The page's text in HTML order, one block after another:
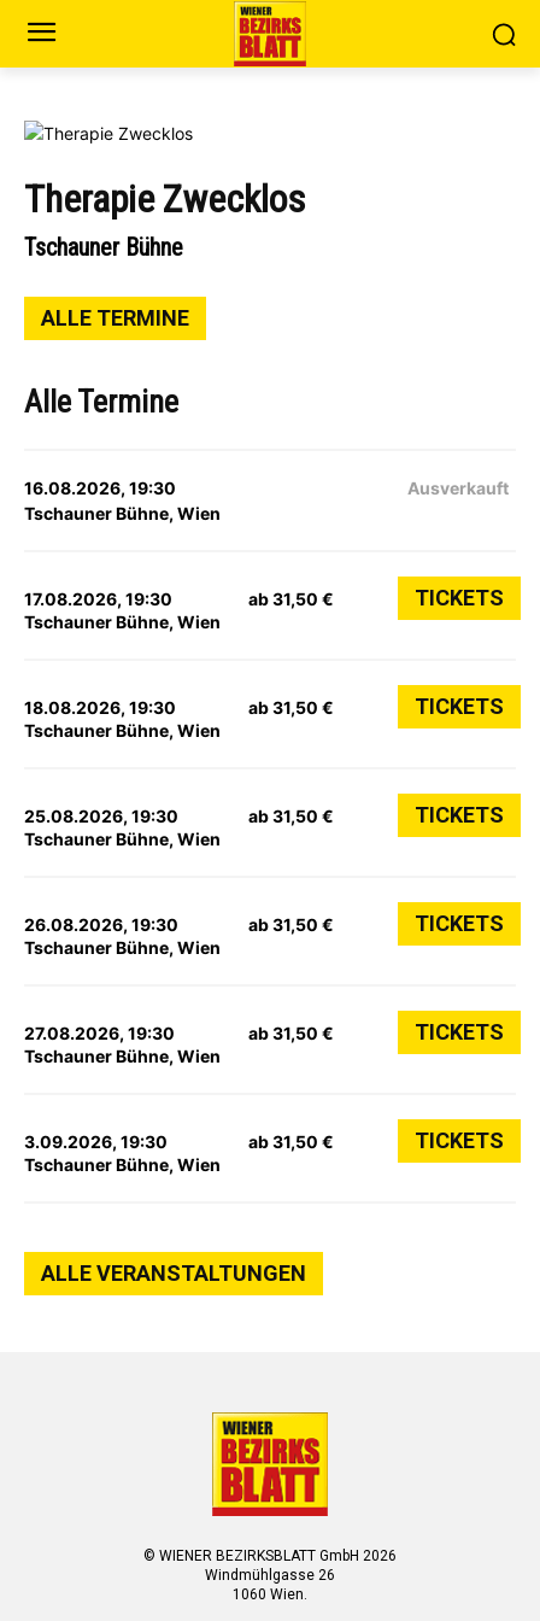
Therapie Zwecklos
Tschauner Bühne
ALLE TERMINE
Alle Termine
16.08.2026, 19:30
Tschauner Bühne, Wien
Ausverkauft
17.08.2026, 19:30
Tschauner Bühne, Wien
ab 31,50 € TICKETS
18.08.2026, 19:30
Tschauner Bühne, Wien
ab 31,50 € TICKETS
25.08.2026, 19:30
Tschauner Bühne, Wien
ab 31,50 € TICKETS
26.08.2026, 19:30
Tschauner Bühne, Wien
ab 31,50 € TICKETS
27.08.2026, 19:30
Tschauner Bühne, Wien
ab 31,50 € TICKETS
3.09.2026, 19:30
Tschauner Bühne, Wien
ab 31,50 € TICKETS
ALLE VERANSTALTUNGEN
© WIENER BEZIRKSBLATT GmbH 2026
Windmühlgasse 26
1060 Wien.